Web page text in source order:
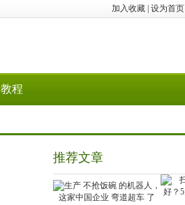
加入收藏 设为首页
教程
推荐文章